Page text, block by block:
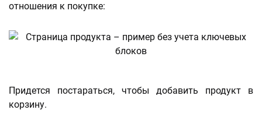
отношения к покупке:
Придется постараться, чтобы добавить продукт в
корзину.